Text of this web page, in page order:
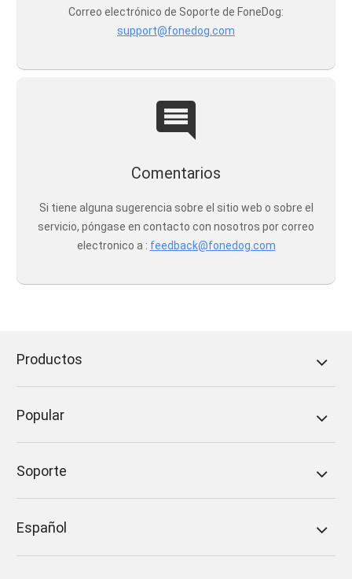
Correo electrónico de Soporte de FoneDog:
support@fonedog.com
Comentarios
Si tiene alguna sugerencia sobre el sitio web o sobre el
servicio, póngase en contacto con nosotros por correo
electronico a : feedback@fonedog.com
Productos
Popular
Soporte
Español